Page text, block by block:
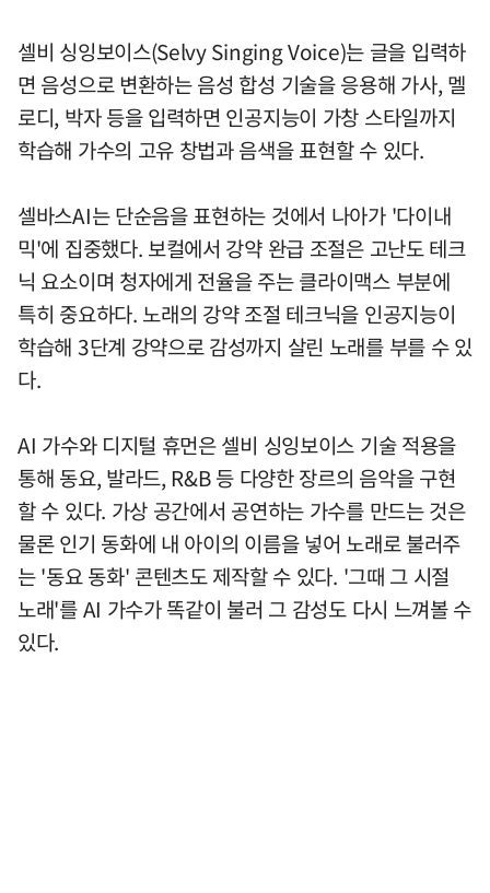
셀비 싱잉보이스(Selvy Singing Voice)는 글을 입력하
면 음성으로 변환하는 음성 합성 기술을 응용해 가사, 멜
로디, 박자 등을 입력하면 인공지능이 가창 스타일까지
학습해 가수의 고유 창법과 음색을 표현할 수 있다.
셀바스AI는 단순음을 표현하는 것에서 나아가 '다이내
믹'에 집중했다. 보컬에서 강약 완급 조절은 고난도 테크
닉 요소이며 청자에게 전율을 주는 클라이맥스 부분에
특히 중요하다. 노래의 강약 조절 테크닉을 인공지능이
학습해 3단계 강약으로 감성까지 살린 노래를 부를 수 있
다.
AI 가수와 디지털 휴먼은 셀비 싱잉보이스 기술 적용을
통해 동요, 발라드, R&B 등 다양한 장르의 음악을 구현
할 수 있다. 가상 공간에서 공연하는 가수를 만드는 것은
물론 인기 동화에 내 아이의 이름을 넣어 노래로 불러주
는 '동요 동화' 콘텐츠도 제작할 수 있다. '그때 그 시절
노래'를 AI 가수가 똑같이 불러 그 감성도 다시 느껴볼 수
있다.